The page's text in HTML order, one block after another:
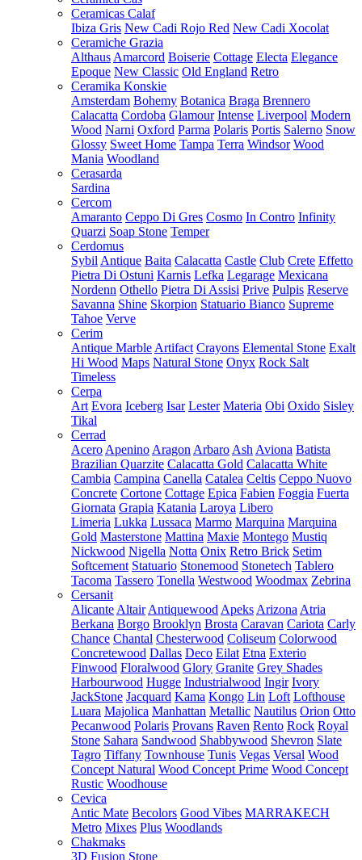
Ceramicas Calaf
Ibiza Gris New Cadi Rojo Red New Cadi Xocolat
Ceramiche Grazia
Althaus Amarcord Boiserie Cottage Electa Elegance
Epoque New Classic Old England Retro
Ceramika Konskie
Amsterdam Bohemy Botanica Braga Brennero
Calacatta Cordoba Glamour Intense Liverpool Modern
Wood Narni Oxford Parma Polaris Portis Salerno Snow
Glossy Sweet Home Tampa Terra Windsor Wood
Mania Woodland
Cerasarda
Sardina
Cercom
Amaranto Ceppo Di Gres Cosmo In Contro Infinity
Quarzi Soap Stone Temper
Cerdomus
Sybil Antique Baita Calacatta Castle Club Crete Effetto
Pietra Di Ostuni Karnis Lefka Legarage Mexicana
Nordenn Othello Pietra Di Assisi Prive Pulpis Reserve
Savanna Shine Skorpion Statuario Bianco Supreme
Tahoe Verve
Cerim
Antique Marble Artifact Crayons Elemental Stone Exalt
Hi Wood Maps Natural Stone Onyx Rock Salt
Timeless
Cerpa
Art Evora Iceberg Isar Lester Materia Obi Oxido Sisley
Tikal
Cerrad
Acero Apenino Aragon Arbaro Ash Aviona Batista
Brazilian Quarzite Calacatta Gold Calacatta White
Cambia Campina Canella Catalea Celtis Ceppo Nuovo
Concrete Cortone Cottage Epica Fabien Foggia Fuerta
Giornata Grapia Katania Laroya Libero
Limeria Lukka Lussaca Marmo Marquina Marquina
Gold Masterstone Mattina Maxie Montego Mustiq
Nickwood Nigella Notta Onix Retro Brick Setim
Softcement Statuario Stonemood Stonetech Tablero
Tacoma Tassero Tonella Westwood Woodmax Zebrina
Cersanit
Alicante Altair Antiquewood Apeks Arizona Atria
Berkana Borgo Brooklyn Brosta Caravan Cariota Carly
Chance Chantal Chesterwood Coliseum Colorwood
Concretewood Dallas Deco Eilat Etna Exterio
Finwood Floralwood Glory Granite Grey Shades
Harbourwood Hugge Industrialwood Ingir Ivory
JackStone Jacquard Kama Kongo Lin Loft Lofthouse
Luara Majolica Manhattan Metallic Nautilus Orion Otto
Pecanwood Polaris Provans Raven Rento Rock Royal
Stone Sahara Sandwood Shabbywood Shevron Slate
Tagro Tiffany Townhouse Tunis Vegas Versal Wood
Concept Natural Wood Concept Prime Wood Concept
Rustic Woodhouse
Cevica
Antic Mate Becolors Good Vibes MARRAKECH
Metro Mixes Plus Woodlands
Chakmaks
3D Fusion Stone